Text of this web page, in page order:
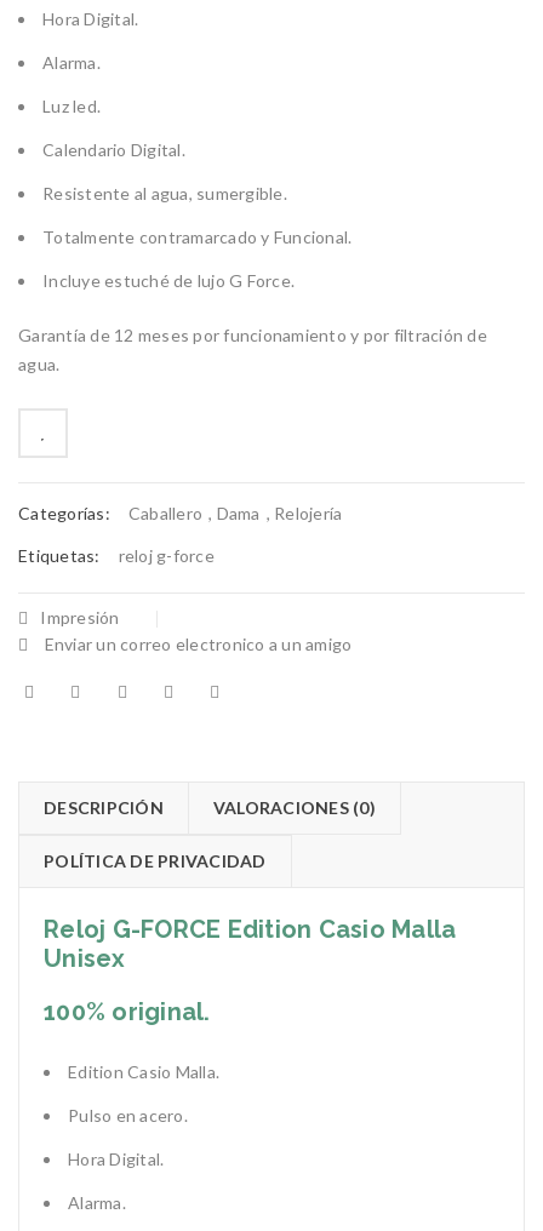
Hora Digital.
Alarma.
Luz led.
Calendario Digital.
Resistente al agua, sumergible.
Totalmente contramarcado y Funcional.
Incluye estuché de lujo G Force.
Garantía de 12 meses por funcionamiento y por filtración de
agua.
Categorías: Caballero , Dama , Relojería
Etiquetas: reloj g-force
Impresión
Enviar un correo electronico a un amigo
DESCRIPCIÓN VALORACIONES (0)
POLÍTICA DE PRIVACIDAD
Reloj G-FORCE Edition Casio Malla
Unisex
100% original.
Edition Casio Malla.
Pulso en acero.
Hora Digital.
Alarma.